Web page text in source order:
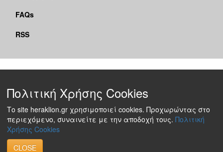
FAQs
RSS
Πολιτική Χρήσης Cookies
Το site heraklion.gr χρησιμοποιεί cookies. Προχωρώντας στο
περιεχόμενο, συναινείτε με την αποδοχή τους. Πολιτική
Χρήσης Cookies
CLOSE